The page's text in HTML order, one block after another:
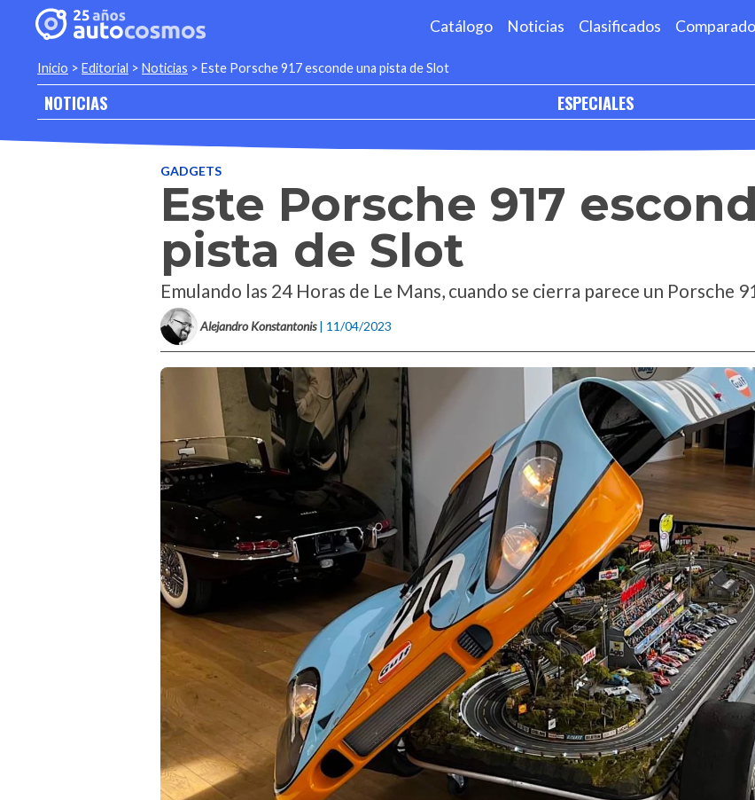
Catálogo Noticias Clasificados
Inicio > Editorial > Noticias > Este Porsche 917 esconde una pista de Slot
NOTICIAS ESPECIALES
GADGETS
Este Porsche 917
pista de Slot
Emulando las 24 Horas de Le Mans, cuando se cierra parece un Porsche
Alejandro Konstantonis | 11/04/2023